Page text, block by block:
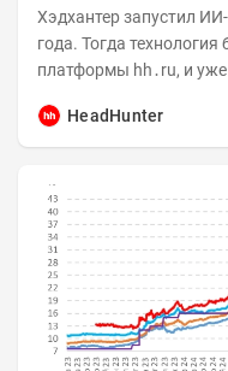
Хэдхантер запустил ИИ-помощника в конце ноября 2025
года. Тогда
платформы hh․ru, и уже
HeadHunter